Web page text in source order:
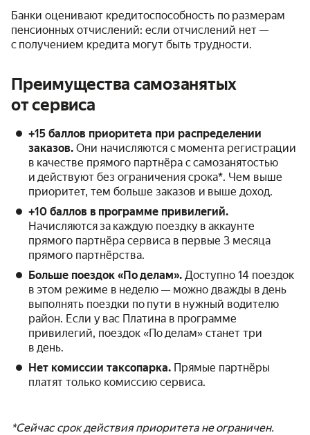
Банки оценивают кредитоспособность по размерам
пенсионных отчислений: если отчислений нет —
с получением кредита могут быть трудности.
Преимущества самозанятых
от сервиса
+15 баллов приоритета при распределении
заказов. Они начисляются с момента регистрации
в качестве прямого партнёра с самозанятостью
и действуют без ограничения срока*. Чем выше
приоритет, тем больше заказов и выше доход.
+10 баллов в программе привилегий.
Начисляются за каждую поездку в аккаунте
прямого партнёра сервиса в первые 3 месяца
прямого партнёрства.
Больше поездок «По делам». Доступно 14 поездок
в этом режиме в неделю — можно дважды в день
выполнять поездки по пути в нужный водителю
район. Если у вас Платина в программе
привилегий, поездок «По делам» станет три
в день.
Нет комиссии таксопарка. Прямые партнёры
платят только комиссию сервиса.
*Сейчас срок действия приоритета не ограничен.